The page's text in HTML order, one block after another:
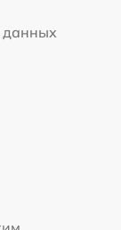
данных